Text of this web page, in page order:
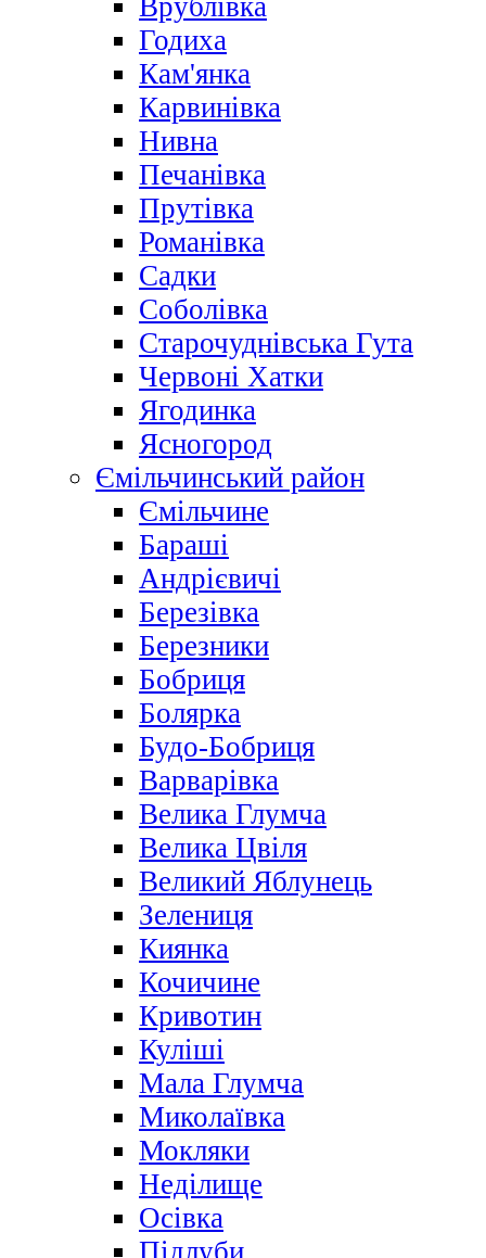
Врублівка
Годиха
Кам'янка
Карвинівка
Нивна
Печанівка
Прутівка
Романівка
Садки
Соболівка
Старочуднівська Гута
Червоні Хатки
Ягодинка
Ясногород
Ємільчинський район
Ємільчине
Бараші
Андрієвичі
Березівка
Березники
Бобриця
Болярка
Будо-Бобриця
Варварівка
Велика Глумча
Велика Цвіля
Великий Яблунець
Зелениця
Киянка
Кочичине
Кривотин
Куліші
Мала Глумча
Миколаївка
Мокляки
Неділище
Осівка